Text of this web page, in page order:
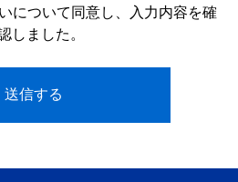
について同意し、入力内容を確
しました。